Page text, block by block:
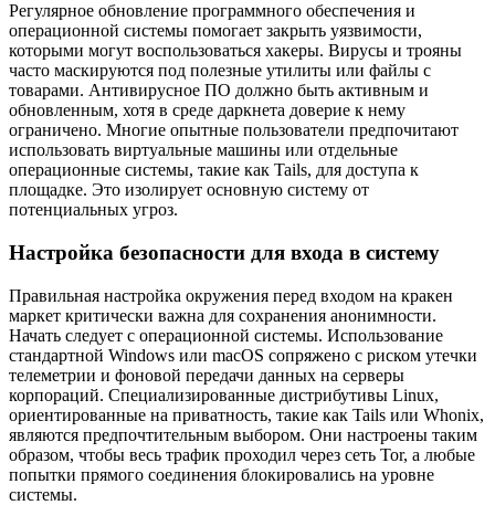
Регулярное обновление программного обеспечения и
операционной системы помогает закрыть уязвимости,
которыми могут воспользоваться хакеры. Вирусы и трояны
часто маскируются под полезные утилиты или файлы с
товарами. Антивирусное ПО должно быть активным и
обновленным, хотя в среде даркнета доверие к нему
ограничено. Многие опытные пользователи предпочитают
использовать виртуальные машины или отдельные
операционные системы, такие как Tails, для доступа к
площадке. Это изолирует основную систему от
потенциальных угроз.
Настройка безопасности для входа в систему
Правильная настройка окружения перед входом на кракен
маркет критически важна для сохранения анонимности.
Начать следует с операционной системы. Использование
стандартной Windows или macOS сопряжено с риском утечки
телеметрии и фоновой передачи данных на серверы
корпораций. Специализированные дистрибутивы Linux,
ориентированные на приватность, такие как Tails или Whonix,
являются предпочтительным выбором. Они настроены таким
образом, чтобы весь трафик проходил через сеть Tor, а любые
попытки прямого соединения блокировались на уровне
системы.